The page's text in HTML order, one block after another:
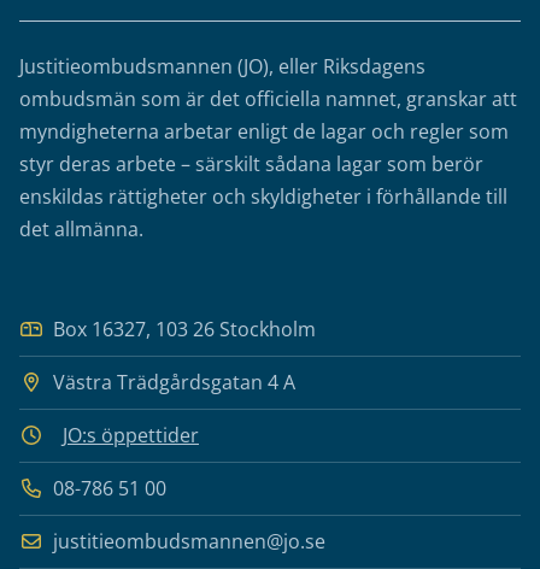
Justitieombudsmannen (JO), eller Riksdagens
ombudsmän som är det officiella namnet, granskar att
myndigheterna arbetar enligt de lagar och regler som
styr deras arbete – särskilt sådana lagar som berör
enskildas rättigheter och skyldigheter i förhållande till
det allmänna.
Box 16327, 103 26 Stockholm
Västra Trädgårdsgatan 4 A
JO:s öppettider
08-786 51 00
justitieombudsmannen@jo.se